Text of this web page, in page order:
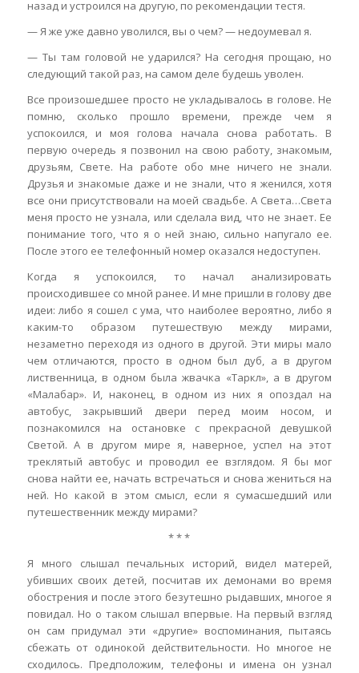
назад и устроился на другую, по рекомендации тестя.
— Я же уже давно уволился, вы о чем? — недоумевал я.
— Ты там головой не ударился? На сегодня прощаю, но
следующий такой раз, на самом деле будешь уволен.
Все произошедшее просто не укладывалось в голове. Не
помню, сколько прошло времени, прежде чем я
успокоился, и моя голова начала снова работать. В
первую очередь я позвонил на свою работу, знакомым,
друзьям, Свете. На работе обо мне ничего не знали.
Друзья и знакомые даже и не знали, что я женился, хотя
все они присутствовали на моей свадьбе. А Света…Света
меня просто не узнала, или сделала вид, что не знает. Ее
понимание того, что я о ней знаю, сильно напугало ее.
После этого ее телефонный номер оказался недоступен.
Когда я успокоился, то начал анализировать
происходившее со мной ранее. И мне пришли в голову две
идеи: либо я сошел с ума, что наиболее вероятно, либо я
каким-то образом путешествую между мирами,
незаметно переходя из одного в другой. Эти миры мало
чем отличаются, просто в одном был дуб, а в другом
лиственница, в одном была жвачка «Таркл», а в другом
«Малабар». И, наконец, в одном из них я опоздал на
автобус, закрывший двери перед моим носом, и
познакомился на остановке с прекрасной девушкой
Светой. А в другом мире я, наверное, успел на этот
треклятый автобус и проводил ее взглядом. Я бы мог
снова найти ее, начать встречаться и снова жениться на
ней. Но какой в этом смысл, если я сумасшедший или
путешественник между мирами?
* * *
Я много слышал печальных историй, видел матерей,
убивших своих детей, посчитав их демонами во время
обострения и после этого безутешно рыдавших, многое я
повидал. Но о таком слышал впервые. На первый взгляд
он сам придумал эти «другие» воспоминания, пытаясь
сбежать от одинокой действительности. Но многое не
сходилось. Предположим, телефоны и имена он узнал